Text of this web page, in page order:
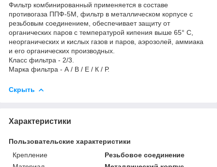
Фильтр комбинированный применяется в составе
противогаза ППФ-5М, фильтр в металлическом корпусе с
резьбовым соединением, обеспечивает защиту от
органических паров с температурой кипения выше 65° С,
неорганических и кислых газов и паров, аэрозолей, аммиака
и его органических производных.
Класс фильтра - 2/3.
Марка фильтра - А / В / Е / К / Р.
Скрыть
Характеристики
Пользовательские характеристики
Крепление
Резьбовое соединение